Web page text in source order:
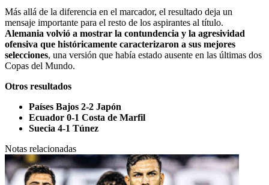
Más allá de la diferencia en el marcador, el resultado deja un
mensaje importante para el resto de los aspirantes al título.
Alemania volvió a mostrar la contundencia y la agresividad
ofensiva que históricamente caracterizaron a sus mejores
selecciones, una versión que había estado ausente en las últimas dos
Copas del Mundo.
Otros resultados
Países Bajos 2-2 Japón
Ecuador 0-1 Costa de Marfil
Suecia 4-1 Túnez
Notas relacionadas